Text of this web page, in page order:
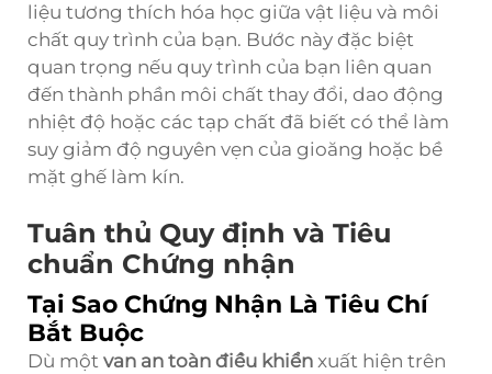
liệu tương thích hóa học giữa vật liệu và môi
chất quy trình của bạn. Bước này đặc biệt
quan trọng nếu quy trình của bạn liên quan
đến thành phần môi chất thay đổi, dao động
nhiệt độ hoặc các tạp chất đã biết có thể làm
suy giảm độ nguyên vẹn của gioăng hoặc bề
mặt ghế làm kín.
Tuân thủ Quy định và Tiêu
chuẩn Chứng nhận
Tại Sao Chứng Nhận Là Tiêu Chí
Bắt Buộc
Dù một van an toàn điều khiển xuất hiện trên